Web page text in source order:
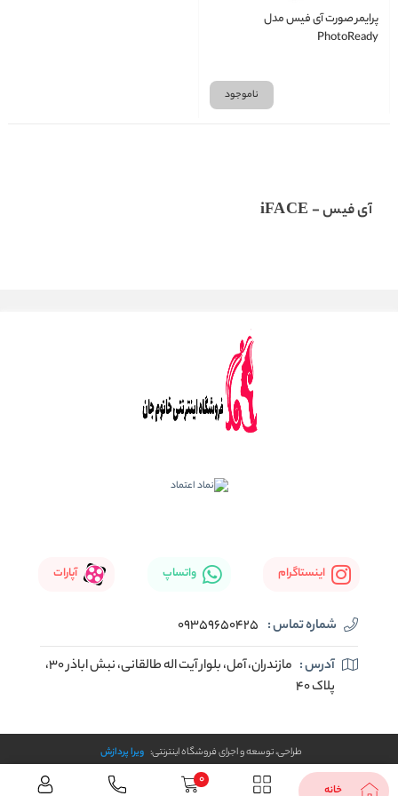
پرایمر صورت آی فیس مدل
PhotoReady
ناموجود
آی فیس - iFACE
اینستاگرام واتساپ آپارات
شماره تماس : 09359650425
آدرس :
مازندران، آمل، بلوار آیت اله طالقانی، نبش اباذر 30،
پلاک 40
طراحی، توسعه و اجرای فروشگاه اینترنتی: ویرا پردازش
خانه
0